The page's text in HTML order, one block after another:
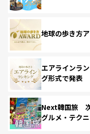
地球の歩き方
エアラインラ
グ形式で発表
Next韓国旅 次
グルメ・テク